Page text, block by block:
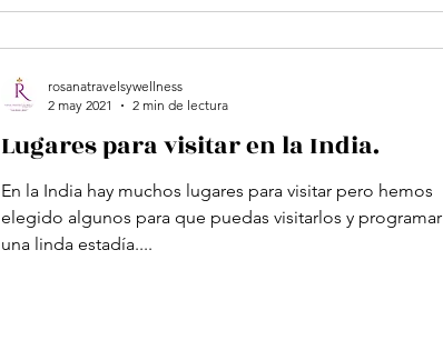
Lugares para visitar en la India.
En la India hay muchos lugares para visitar pero hemos
elegido algunos para que puedas visitarlos y programar
una linda estadía....
rosanatravelsywellness
2 may 2021
2 min de lectura